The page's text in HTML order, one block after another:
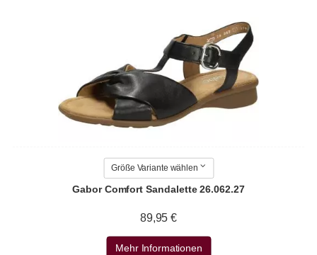
Größe Variante wählen
Gabor Comfort Sandalette 26.062.27
89,95 €
Mehr Informationen